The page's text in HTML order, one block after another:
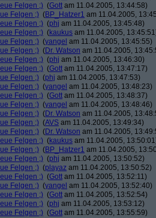
Felgen ;) (Gott am 11.04.2005, 13:44:58)
Felgen ;) (BP_Hatzer1 am 11.04.2005,
Felgen ;) (phj am 11.04.2005, 13:45:48)
Felgen ;) (kaukus am 11.04.2005,
Felgen ;) (yangel am 11.04.2005, 13:45:55)
Felgen ;) (Dr. Watson am 11.04.2005,
Felgen ;) (phj am 11.04.2005, 13:46:30)
Felgen ;) (Gott am 11.04.2005, 13:47:17)
Felgen ;) (phj am 11.04.2005, 13:47:53)
Felgen ;) (yangel am 11.04.2005, 13:48:23)
Felgen ;) (Gott am 11.04.2005, 13:48:37)
Felgen ;) (yangel am 11.04.2005, 13:48:46)
Felgen ;) (Dr. Watson am 11.04.2005,
Felgen ;) (AVS am 11.04.2005, 13:49:34)
Felgen ;) (Dr. Watson am 11.04.2005,
Felgen ;) (kaukus am 11.04.2005,
Felgen ;) (BP_Hatzer1 am 11.04.2005,
Felgen ;) (phj am 11.04.2005, 13:50:52)
Felgen ;) (playaz am 11.04.2005, 13:50:52)
Felgen ;) (Gott am 11.04.2005, 13:52:11)
Felgen ;) (yangel am 11.04.2005, 13:52:40)
Felgen ;) (Gott am 11.04.2005, 13:52:54)
Felgen ;) (phj am 11.04.2005, 13:53:12)
Felgen ;) (Gott am 11.04.2005, 13:55:59)